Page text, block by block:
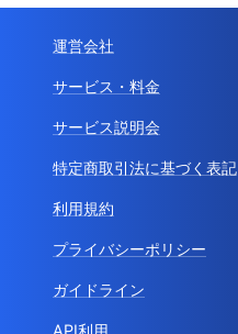
運営会社
サービス・料金
サービス説明会
特定商取引法に基づく表記
利用規約
プライバシーポリシー
ガイドライン
API利用